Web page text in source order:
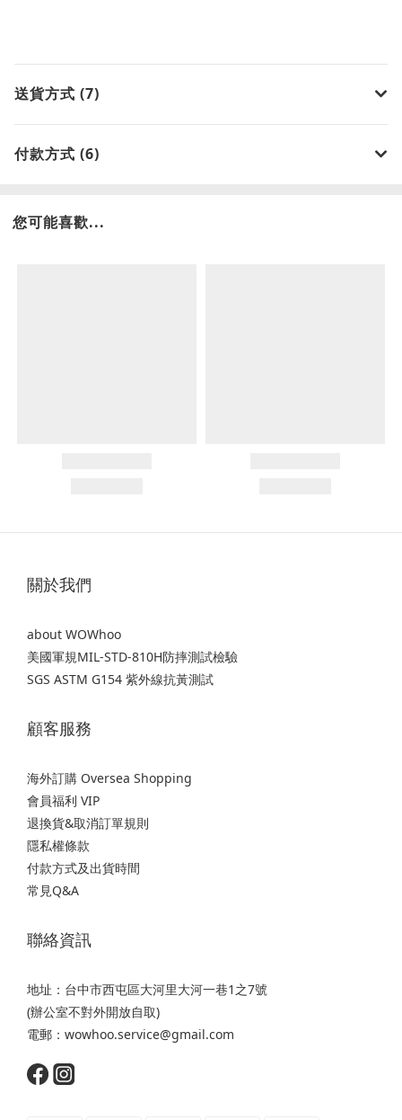
送貨方式 (7)
付款方式 (6)
您可能喜歡...
關於我們
about WOWhoo
美國軍規MIL-STD-810H防摔測試檢驗
SGS ASTM G154 紫外線抗黃測試
顧客服務
海外訂購 Oversea Shopping
會員福利 VIP
退換貨&取消訂單規則
隱私權條款
付款方式及出貨時間
常見Q&A
聯絡資訊
地址：台中市西屯區大河里大河一巷1之7號
(辦公室不對外開放自取)
電郵：wowhoo.service@gmail.com